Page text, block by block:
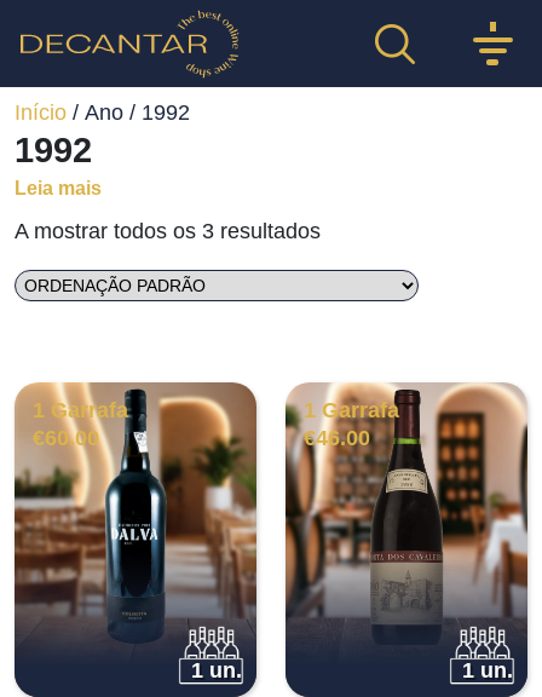
Início / Ano / 1992
1992
Leia mais
A mostrar todos os 3 resultados
1 Garrafa
€60.00
1 un.
1 Garrafa
€46.00
1 un.